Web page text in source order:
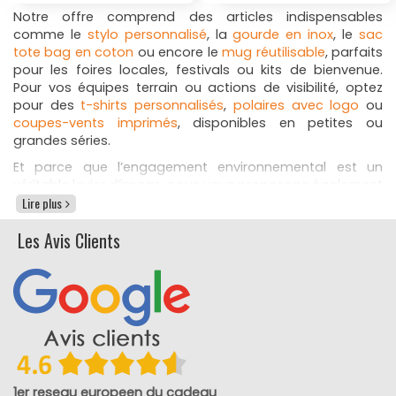
Notre offre comprend des articles indispensables
comme le stylo personnalisé, lagourde en inox, lesac
tote bag en coton ou encore lemug réutilisable, parfaits
pour les foires locales, festivals ou kits de bienvenue.
Pour vos équipes terrain ou actions de visibilité, optez
pour des t-shirts personnalisés, polaires avec logo ou
coupes-vents imprimés, disponibles en petites ou
grandes séries.
Et parce que l’engagement environnemental est un
une gamme complète de
personnalisés, stylos en bambou, carnets recyclés, sacs
en coton bio,bouteilles personnalisées
responsables
. Une solution idéale pour communiquer de
manière responsable dans les secteurs agricoles,
viticoles, culturels ou institutionnels de la région.
Faites confiance à Goodies Discount pour tous vos
objets et vêtements personnalisés dans le sud-ouest et
le sud-est de la France. Livraison rapide dans toute la
région, impression sur mesure et accompagnement
Lire plus
Les Avis Clients
1er reseau europeen du cadeau